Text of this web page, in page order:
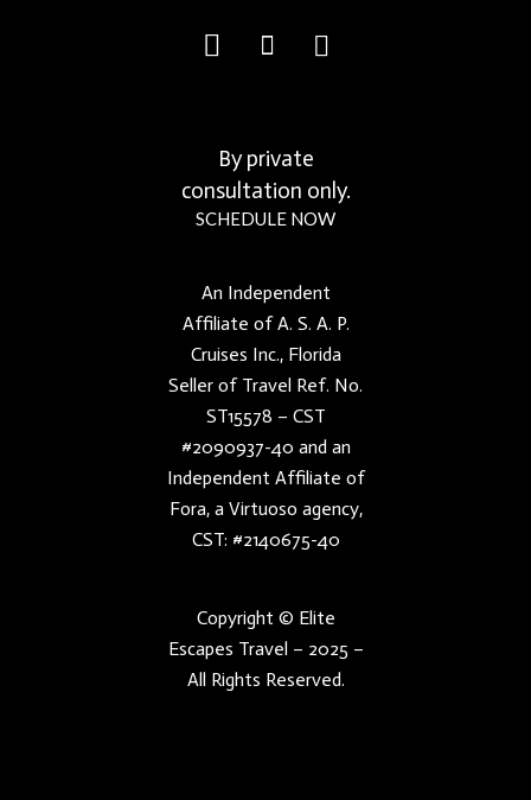
By private
consultation only.
SCHEDULE NOW
An Independent
Affiliate of A. S. A. P.
Cruises Inc., Florida
Seller of Travel Ref. No.
ST15578 – CST
#2090937-40 and an
Independent Affiliate of
Fora, a Virtuoso agency,
CST: #2140675-40
Copyright © Elite
Escapes Travel – 2025 –
All Rights Reserved.